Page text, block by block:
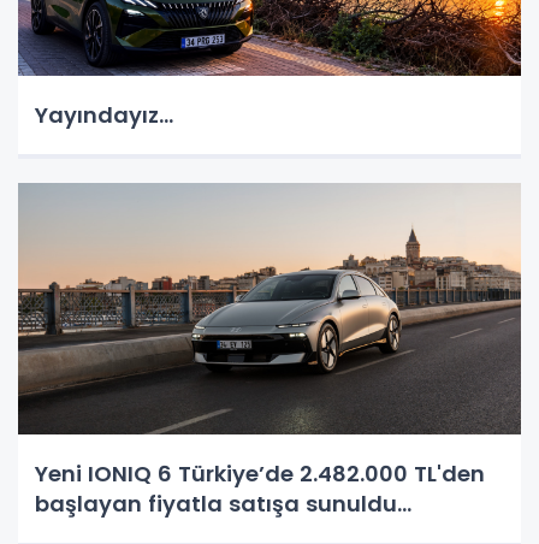
Yayındayız...
Yeni IONIQ 6 Türkiye’de 2.482.000 TL'den
başlayan fiyatla satışa sunuldu...